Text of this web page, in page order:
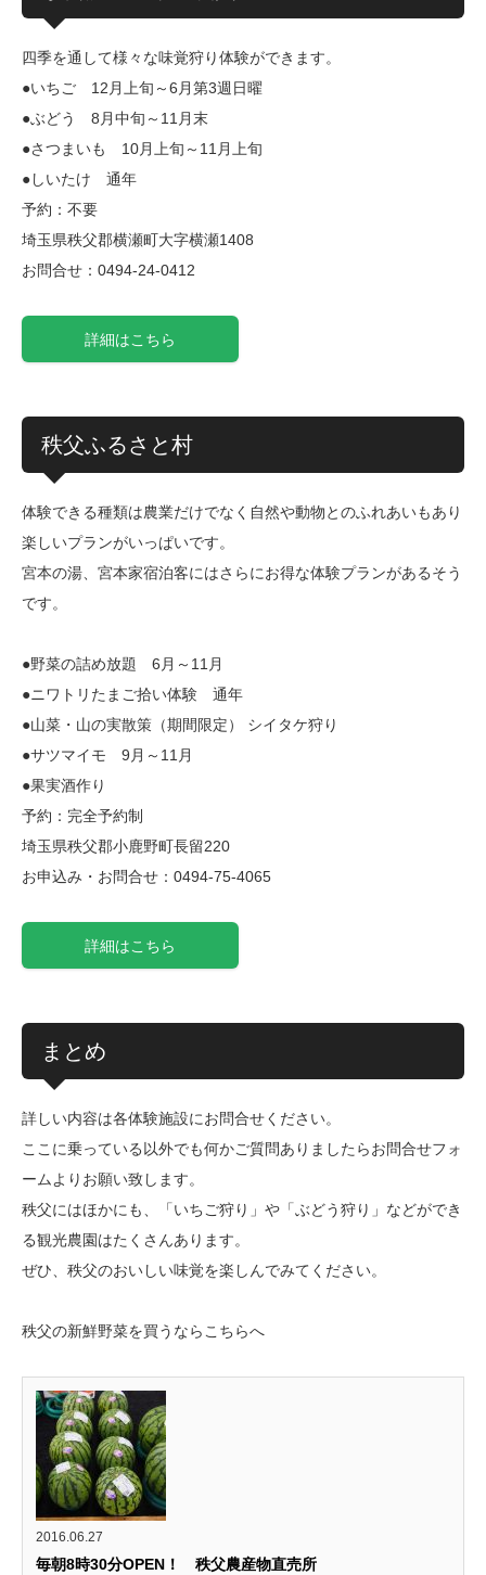
四季を通して様々な味覚狩り体験ができます。
●いちご 12月上旬～6月第3週日曜
●ぶどう 8月中旬～11月末
●さつまいも 10月上旬～11月上旬
●しいたけ 通年
予約：不要
埼玉県秩父郡横瀬町大字横瀬1408
お問合せ：0494-24-0412
詳細はこちら
秩父ふるさと村
体験できる種類は農業だけでなく自然や動物とのふれあいもあり
楽しいプランがいっぱいです。
宮本の湯、宮本家宿泊客にはさらにお得な体験プランがあるそう
です。
●野菜の詰め放題 6月～11月
●ニワトリたまご拾い体験 通年
●山菜・山の実散策（期間限定） シイタケ狩り
●サツマイモ 9月～11月
●果実酒作り
予約：完全予約制
埼玉県秩父郡小鹿野町長留220
お申込み・お問合せ：0494-75-4065
詳細はこちら
まとめ
詳しい内容は各体験施設にお問合せください。
ここに乗っている以外でも何かご質問ありましたらお問合せフォ
ームよりお願い致します。
秩父にはほかにも、「いちご狩り」や「ぶどう狩り」などができ
る観光農園はたくさんあります。
ぜひ、秩父のおいしい味覚を楽しんでみてください。
秩父の新鮮野菜を買うならこちらへ
2016.06.27
毎朝8時30分OPEN！ 秩父農産物直売所